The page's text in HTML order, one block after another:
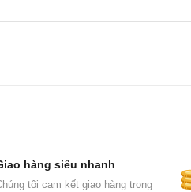
hàng siêu nhanh
tôi cam kết giao hàng trong